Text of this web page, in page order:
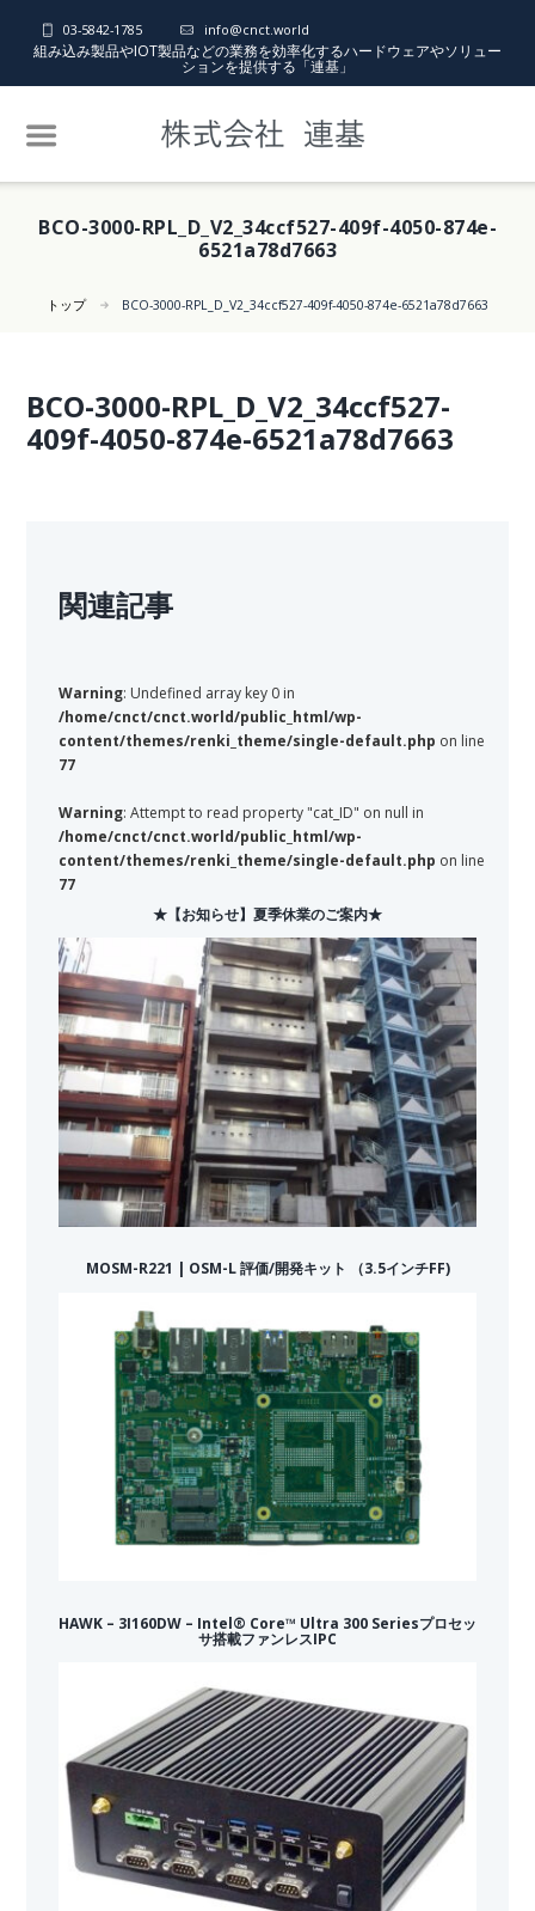
03-5842-1785 info@cnct.world
組み込み製品やIOT製品などの業務を効率化するハードウェアやソリュー
ションを提供する「連基」
BCO-3000-RPL_D_V2_34ccf527-409f-4050-874e-
6521a78d7663
トップ BCO-3000-RPL_D_V2_34ccf527-409f-4050-874e-6521a78d7663
BCO-3000-RPL_D_V2_34ccf527-
409f-4050-874e-6521a78d7663
関連記事
Warning: Undefined array key 0 in
/home/cnct/cnct.world/public_html/wp-
content/themes/renki_theme/single-default.php on line
77
Warning: Attempt to read property "cat_ID" on null in
/home/cnct/cnct.world/public_html/wp-
content/themes/renki_theme/single-default.php on line
77
★【お知らせ】夏季休業のご案内★
MOSM-R221 | OSM-L 評価/開発キット （3.5インチFF)
HAWK – 3I160DW – Intel® Core™ Ultra 300 Seriesプロセッ
サ搭載ファンレスIPC